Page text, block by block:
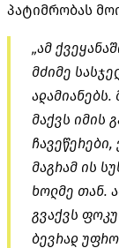
პატიმრობას
„ამ
მძიმე
მაქვს იმის
მაგრამ ის
ხოლმე თან.
გვაქვს
ბევრად